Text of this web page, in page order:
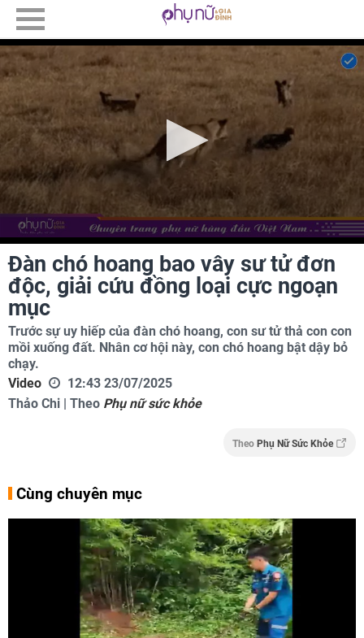
Đàn chó hoang bao vây sư tử đơn
độc, giải cứu đồng loại cực ngoạn
mục
Trước sự uy hiếp của đàn chó hoang, con sư tử thả con con
mồi xuống đất. Nhân cơ hội này, con chó hoang bật dậy bỏ
chạy.
Video
12:43 23/07/2025
Thảo Chi | Theo Phụ nữ sức khỏe
Theo Phụ Nữ Sức Khỏe
Cùng chuyên mục